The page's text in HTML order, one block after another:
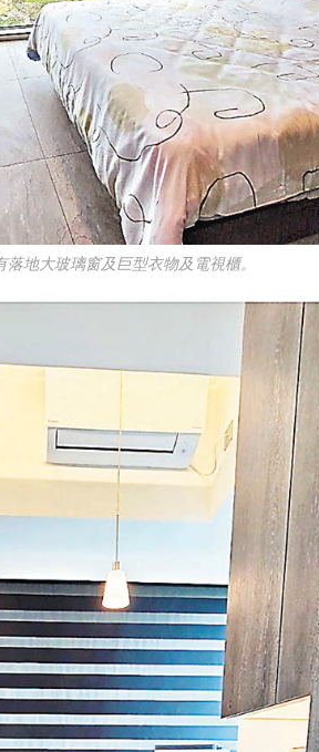
地大玻璃窗及巨型衣物及電視櫃。